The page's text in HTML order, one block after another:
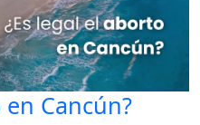
Cancún?